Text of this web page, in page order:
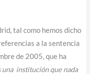
tal como hemos dicho
a la sentencia
de 2005, que ha
una institución que nada